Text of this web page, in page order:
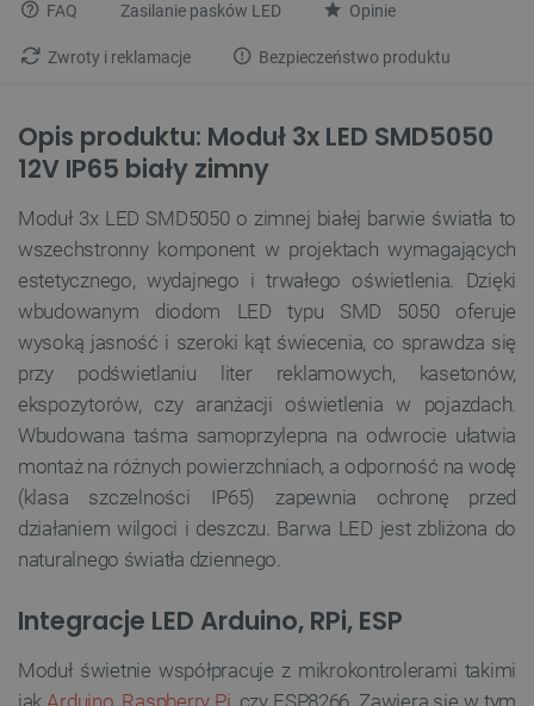
FAQ Zasilanie pasków LED Opinie
Zwroty i reklamacje Bezpieczeństwo produktu
Opis produktu: Moduł 3x LED SMD5050
12V IP65 biały zimny
Moduł 3x LED SMD5050 o zimnej białej barwie światła to
wszechstronny komponent w projektach wymagających
estetycznego, wydajnego i trwałego oświetlenia. Dzięki
wbudowanym diodom LED typu SMD 5050 oferuje
wysoką jasność i szeroki kąt świecenia, co sprawdza się
przy podświetlaniu liter reklamowych, kasetonów,
ekspozytorów, czy aranżacji oświetlenia w pojazdach.
Wbudowana taśma samoprzylepna na odwrocie ułatwia
montaż na różnych powierzchniach, a odporność na wodę
(klasa szczelności IP65) zapewnia ochronę przed
działaniem wilgoci i deszczu. Barwa LED jest zbliżona do
naturalnego światła dziennego.
Integracje LED Arduino, RPi, ESP
Moduł świetnie współpracuje z mikrokontrolerami takimi